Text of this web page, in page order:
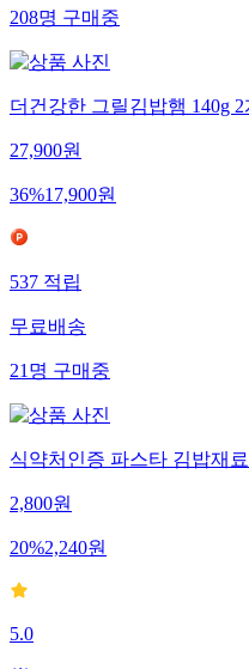
208명구매중
더건강한 그릴김밥햄 140g
27,900원
36%17,900원
537적립
무료배송
21명구매중
식약처인증 파스타 김밥재
2,800원
20%2,240원
5.0